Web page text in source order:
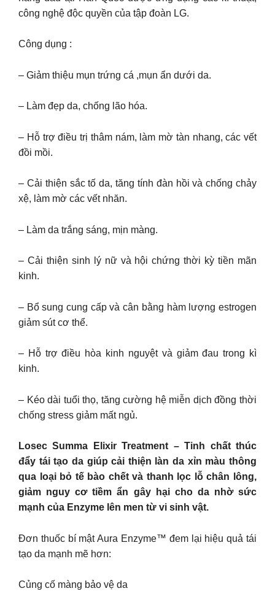
công nghệ độc quyền của tập đoàn LG.
Công dụng :
– Giảm thiệu mụn trứng cá ,mụn ẩn dưới da.
– Làm đẹp da, chống lão hóa.
– Hỗ trợ điều trị thâm nám, làm mờ tàn nhang, các vết
đồi mồi.
– Cải thiện sắc tố da, tăng tính đàn hồi và chống chảy
xệ, làm mờ các vết nhăn.
– Làm da trắng sáng, mịn màng.
– Cải thiện sinh lý nữ và hội chứng thời kỳ tiền mãn
kinh.
– Bổ sung cung cấp và cân bằng hàm lượng estrogen
giảm sút cơ thể.
– Hỗ trợ điều hòa kinh nguyệt và giảm đau trong kì
kinh.
– Kéo dài tuổi thọ, tăng cường hệ miễn dịch đồng thời
chống stress giảm mất ngủ.
Losec Summa Elixir Treatment – Tinh chất thúc
đẩy tái tạo da giúp cải thiện làn da xỉn màu thông
qua loại bỏ tế bào chết và thanh lọc lỗ chân lông,
giảm nguy cơ tiềm ẩn gây hại cho da nhờ sức
mạnh của Enzyme lên men từ vi sinh vật.
Đơn thuốc bí mật Aura Enzyme™ đem lại hiệu quả tái
tạo da mạnh mẽ hơn:
Củng cố màng bảo vệ da